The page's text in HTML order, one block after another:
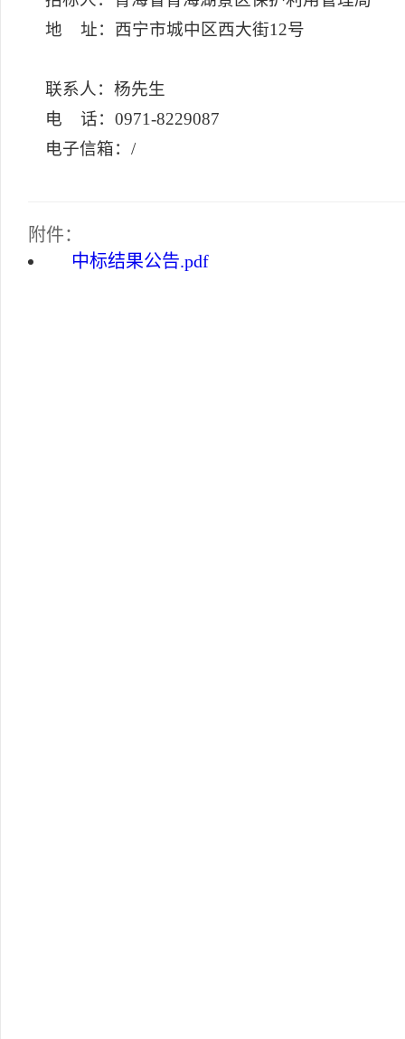
地 址：西宁市城中区西大街12号
联系人：杨先生
电 话：0971-8229087
电子信箱：/
附件：
中标结果公告.pdf